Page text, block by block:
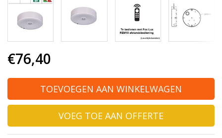
€76,40
TOEVOEGEN AAN WINKELWAGEN
VOEG TOE AAN OFFERTE